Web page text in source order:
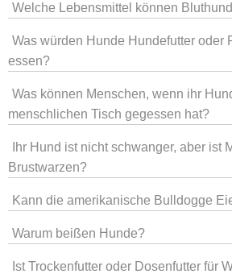
Welche Lebensmittel können
Was würden Hunde Hundefutter oder
essen?
Was können Menschen, wenn ihr
menschlichen Tisch gegessen hat?
Ihr Hund ist nicht schwanger, aber ist
Brustwarzen?
Kann die amerikanische Bulldogge
Warum beißen Hunde?
Ist Trockenfutter oder Dosenfutter für